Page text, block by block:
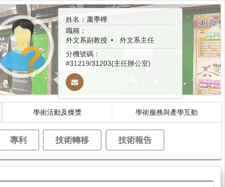
姓名：蕭季樺
職稱：
外文系副教授
外文系主任
分機號碼：
#31219/31203(主任辦公室)
學術活動及獲獎 學術服務與產學互動
專利 技術轉移 技術報告